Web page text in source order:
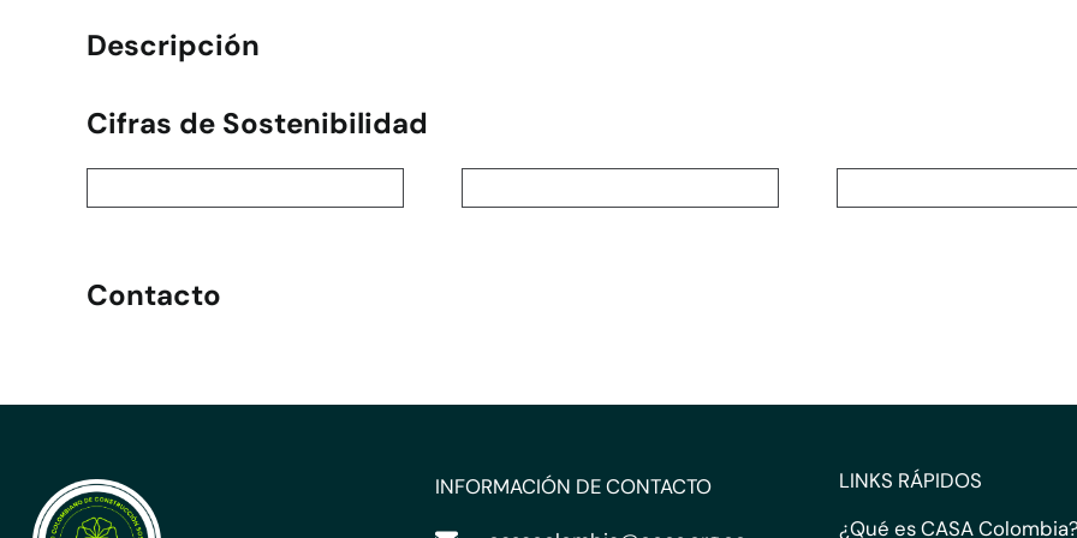
Descripción
Cifras de Sostenibilidad
Contacto
INFORMACIÓN DE CONTACTO
LINKS RÁPIDOS
¿Qué es CASA